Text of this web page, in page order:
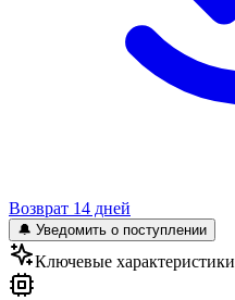
Возврат 14 дней
🔔 Уведомить о поступлении
Ключевые характеристики